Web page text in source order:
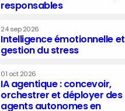
responsables
24 sep 2026
Intelligence émotionnelle et
gestion du stress
01 oct 2026
IA agentique : concevoir,
orchestrer et déployer des
agents autonomes en